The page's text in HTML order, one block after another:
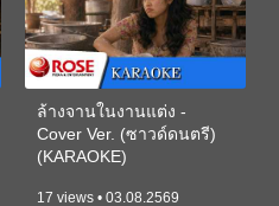
ล้างจานในงานแต่ง -
Cover Ver. (ซาวด์ดนตรี)
(KARAOKE)
17 views • 03.08.2569